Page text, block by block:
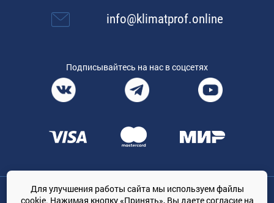
info@klimatprof.online
Подписывайтесь на нас в соцсетях
Общество с ограниченной ответственностью «ТРЕЙДКОН», ОГРН:
Для улучшения работы сайта мы используем файлы
cookie. Нажимая кнопку «Принять», Вы даетесогласие на